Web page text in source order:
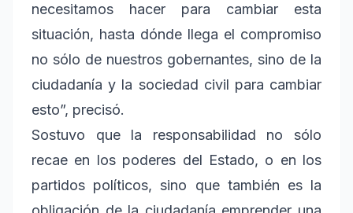
necesitamos hacer para cambiar esta
situación, hasta dónde llega el compromiso
no sólo de nuestros gobernantes, sino de la
ciudadanía y la sociedad civil para cambiar
esto”, precisó.
Sostuvo que la responsabilidad no sólo
recae en los poderes del Estado, o en los
partidos políticos, sino que también es la